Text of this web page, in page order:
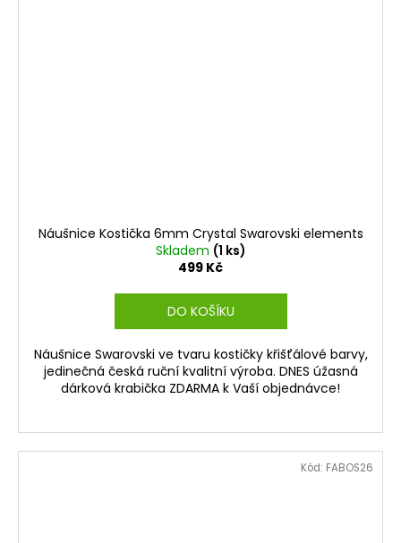
Náušnice Kostička 6mm Crystal Swarovski elements
Skladem (1 ks)
499 Kč
DO KOŠÍKU
Náušnice Swarovski ve tvaru kostičky křišťálové barvy,
jedinečná česká ruční kvalitní výroba. DNES úžasná
dárková krabička ZDARMA k Vaší objednávce!
Kód: FABOS26